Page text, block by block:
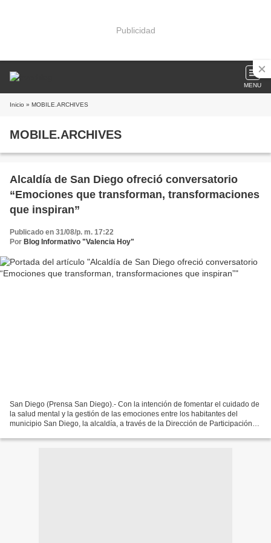
Publicidad
MENU
Inicio » MOBILE.ARCHIVES
MOBILE.ARCHIVES
Alcaldía de San Diego ofreció conversatorio
“Emociones que transforman, transformaciones
que inspiran”
Publicado en 31/08/p. m. 17:22
Por Blog Informativo "Valencia Hoy"
San Diego (Prensa San Diego).- Con la intención de fomentar el cuidado de
la salud mental y la gestión de las emociones entre los habitantes del
municipio San Diego, la alcaldía, a través de la Dirección de Participación